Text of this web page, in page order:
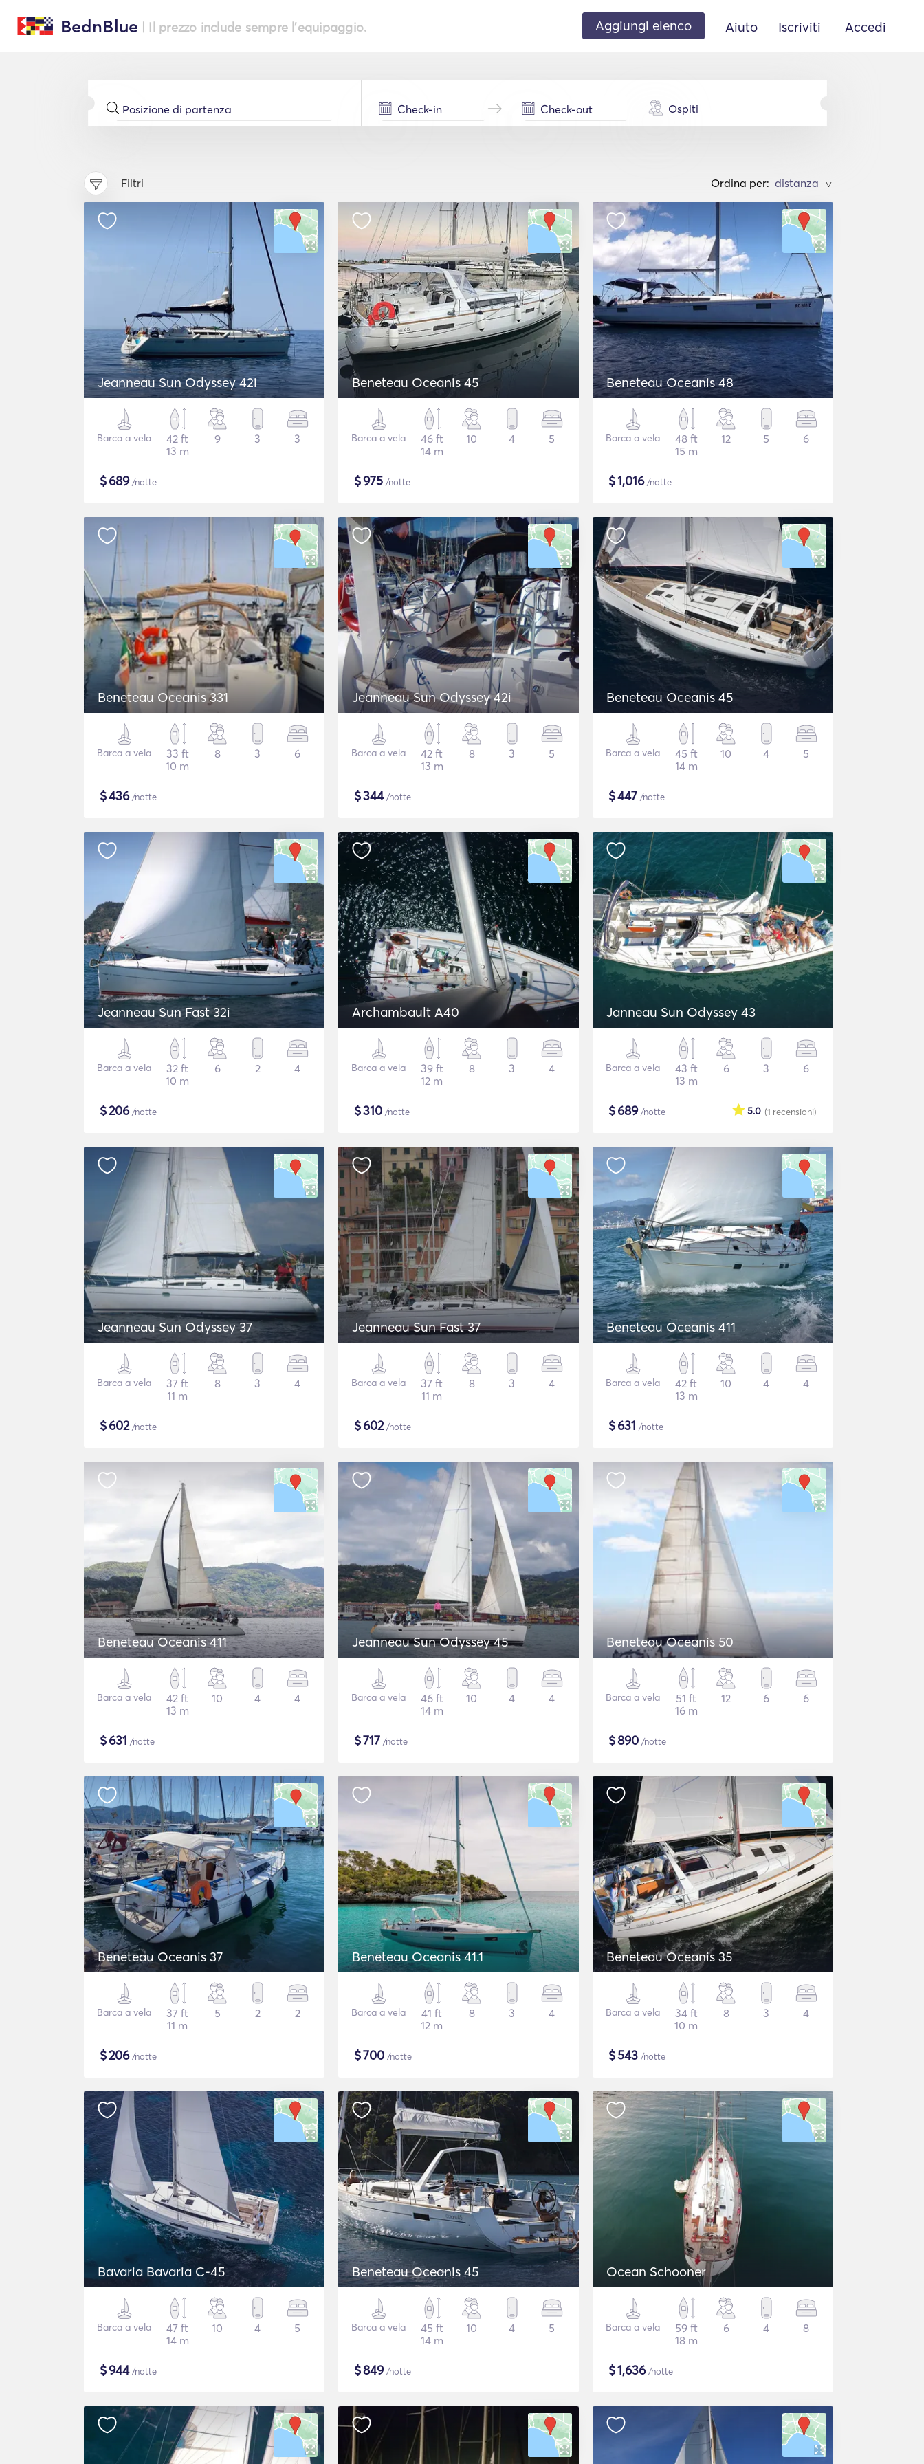
BednBlue | Il prezzo include sempre l'equipaggio. Aggiungi elenco Aiuto Iscriviti Accedi
Ospiti
Filtri Ordina per: >
Jeanneau Sun Odyssey 42i
Barca a vela
42 ft
13 m
9 3 3
$689/notte
Beneteau Oceanis 45
Barca a vela
46 ft
14 m
10 4 5
$975 /notte
Beneteau Oceanis 48
Barca a vela
48 ft
15 m
12 5 6
$1,016/notte
Beneteau Oceanis 331
Barca a vela
33 ft
10 m
8 3 6
$436/notte
Jeanneau Sun Odyssey 42i
Barca a vela
42 ft
13 m
8 3 5
$344/notte
Beneteau Oceanis 45
Barca a vela
45 ft
14 m
10 4 5
$447 /notte
Jeanneau Sun Fast 32i
Barca a vela
32 ft
10 m
6 2 4
$206/notte
Archambault A40
Barca a vela
39 ft
12 m
8 3 4
$310 /notte
Janneau Sun Odyssey 43
Barca a vela
43 ft
13 m
6 3 6
$689/notte (1 recensioni)
5.0
Jeanneau Sun Odyssey 37
Barca a vela
37 ft
11 m
8 3 4
$602/notte
Jeanneau Sun Fast 37
Barca a vela
37 ft
11 m
8 3 4
$602/notte
Beneteau Oceanis 411
Barca a vela
42 ft
13 m
10 4 4
$631 /notte
Beneteau Oceanis 411
Barca a vela
42 ft
13 m
10 4 4
$631 /notte
Jeanneau Sun Odyssey 45
Barca a vela
46 ft
14 m
10 4 4
$717 /notte
Beneteau Oceanis 50
Barca a vela
51 ft
16 m
12 6 6
$890 /notte
Beneteau Oceanis 37
Barca a vela
37 ft
11 m
5 2 2
$206/notte
Beneteau Oceanis 41.1
Barca a vela
41 ft
12 m
8 3 4
$700 /notte
Beneteau Oceanis 35
Barca a vela
34 ft
10 m
8 3 4
$543 /notte
Bavaria Bavaria C-45
Barca a vela
47 ft
14 m
10 4 5
$944/notte
Beneteau Oceanis 45
Barca a vela
45 ft
14 m
10 4 5
$849/notte
Ocean Schooner
Barca a vela
59 ft
18 m
6 4 8
$1,636/notte